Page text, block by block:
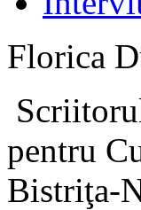
Florica
pentru
Bistriţa-